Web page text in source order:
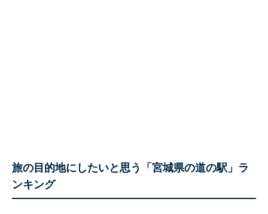
旅の目的地にしたいと思う「宮城県の道の駅」ラ
ンキング